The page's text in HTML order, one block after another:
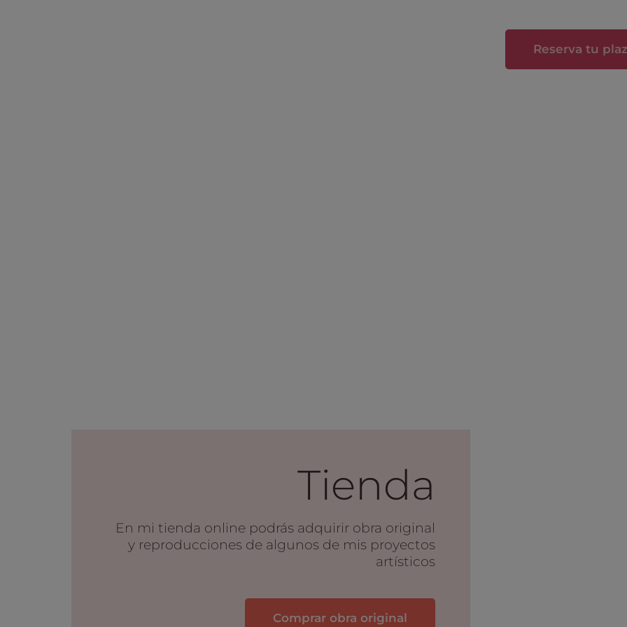
Reserva tu
Tienda
En mi tienda online podrás adquirir obra original
y reproducciones de algunos de mis proyectos
artísticos
Comprar obra original